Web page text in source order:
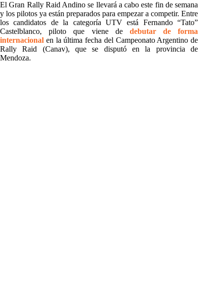
El Gran Rally Raid Andino se llevará a cabo este fin de semana
y los pilotos ya están preparados para empezar a competir. Entre
los candidatos de la categoría UTV está Fernando “Tato”
Castelblanco, piloto que viene de debutar de forma
internacional en la última fecha del Campeonato Argentino de
Rally Raid (Canav), que se disputó en la provincia de
Mendoza.